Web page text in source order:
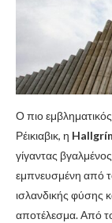
Ο πιο
Ρέικιαβικ, η
γίγαντας
εμπνευσμένη από
ισλανδικής φύσης
αποτέλεσμα. Από